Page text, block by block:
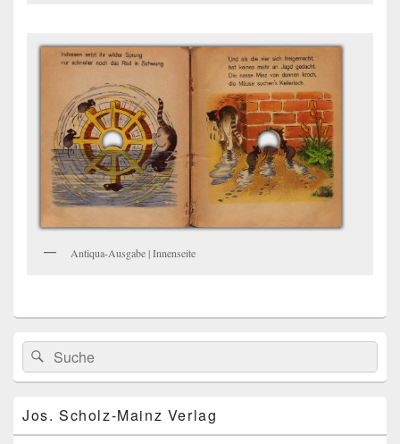
Antiqua-Ausgabe | Innenseite
Primärer
Seitenleisten
Widget-
Bereich
Search
for:
Suche
Jos. Scholz-Mainz Verlag